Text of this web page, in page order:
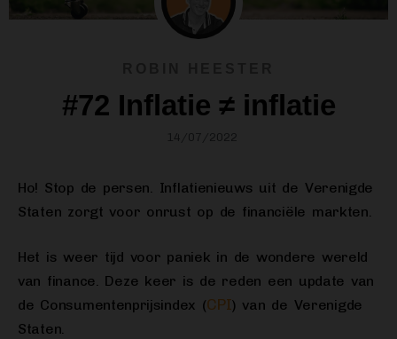
#72 Inflatie ≠ inflatie
14/07/2022
Ho! Stop de persen. Inflatienieuws uit de Verenigde
Staten zorgt voor onrust op de financiële markten.
Het is weer tijd voor paniek in de wondere wereld
van finance. Deze keer is de reden een update van
de Consumentenprijsindex (CPI) van de Verenigde
Staten.